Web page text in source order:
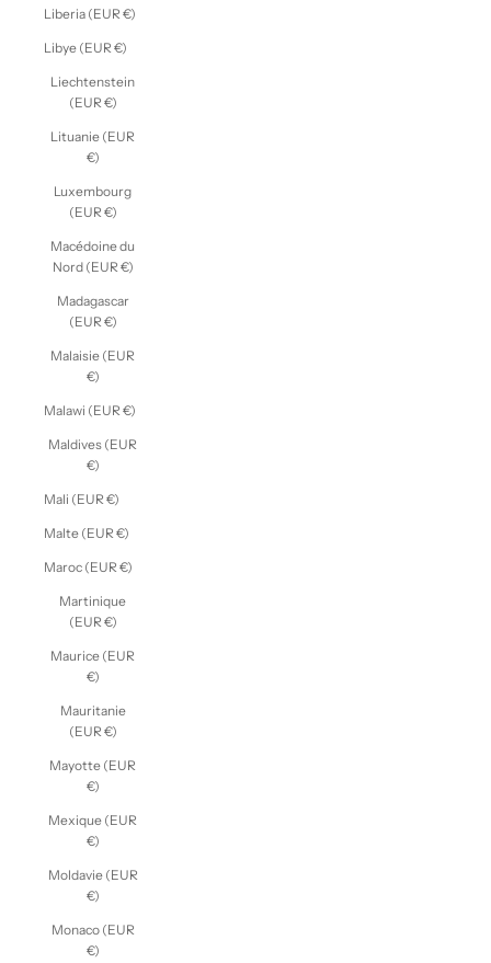
Liberia (EUR €)
Libye (EUR €)
Liechtenstein
(EUR €)
Lituanie (EUR
€)
Luxembourg
(EUR €)
Macédoine du
Nord (EUR €)
Madagascar
(EUR €)
Malaisie (EUR
€)
Malawi (EUR €)
Maldives (EUR
€)
Mali (EUR €)
Malte (EUR €)
Maroc (EUR €)
Martinique
(EUR €)
Maurice (EUR
€)
Mauritanie
(EUR €)
Mayotte (EUR
€)
Mexique (EUR
€)
Moldavie (EUR
€)
Monaco (EUR
€)